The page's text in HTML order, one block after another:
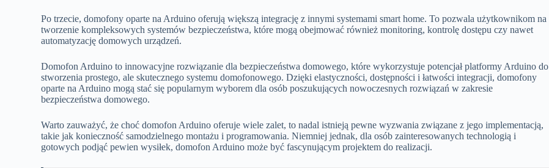
Po trzecie, domofony oparte na Arduino oferują większą integrację z innymi systemami smart home. To pozwala użytkownikom na
tworzenie kompleksowych systemów bezpieczeństwa, które mogą obejmować również monitoring, kontrolę dostępu czy nawet
automatyzację domowych urządzeń.
Domofon Arduino to innowacyjne rozwiązanie dla bezpieczeństwa domowego, które wykorzystuje potencjał platformy Arduino do
stworzenia prostego, ale skutecznego systemu domofonowego. Dzięki elastyczności, dostępności i łatwości integracji, domofony
oparte na Arduino mogą stać się popularnym wyborem dla osób poszukujących nowoczesnych rozwiązań w zakresie
bezpieczeństwa domowego.
Warto zauważyć, że choć domofon Arduino oferuje wiele zalet, to nadal istnieją pewne wyzwania związane z jego implementacją,
takie jak konieczność samodzielnego montażu i programowania. Niemniej jednak, dla osób zainteresowanych technologią i
gotowych podjąć pewien wysiłek, domofon Arduino może być fascynującym projektem do realizacji.